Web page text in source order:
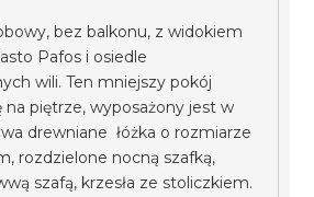
bez balkonu, z widokiem
Pafos i osiedle
wili. Ten mniejszy pokój
na piętrze, wyposażony jest w
drewniane łóżka o rozmiarze
rozdzielone nocną szafką,
szafą, krzesła ze stoliczkiem.